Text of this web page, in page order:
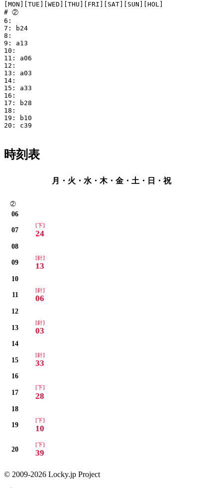
[MON][TUE][WED][THU][FRI][SAT][SUN][HOL]
# ②
6:
7: b24
8:
9: a13
10:
11: a06
12:
13: a03
14:
15: a33
16:
17: b28
18:
19: b10
20: c39
時刻表
月・火・水・木・金・土・日・祝
②
06
07
[下]
24
08
09
[針]
13
10
11
[針]
06
12
13
[針]
03
14
15
[針]
33
16
17
[下]
28
18
19
[下]
10
20
[下]
39
© 2009-2026 Locky.jp Project